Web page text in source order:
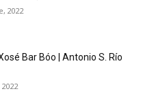
2022
Bar Bóo | Antonio S. Río